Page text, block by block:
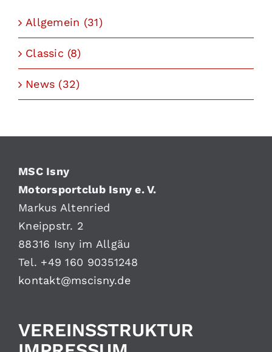
Allgemein (31)
Classic (8)
News (32)
MSC Isny
Motorsportclub Isny e. V.
Markus Altenried
Kneippstr. 2
88316 Isny im Allgäu
Tel. +49 160 90351248
kontakt@mscisny.de
VEREINSSTRUKTUR